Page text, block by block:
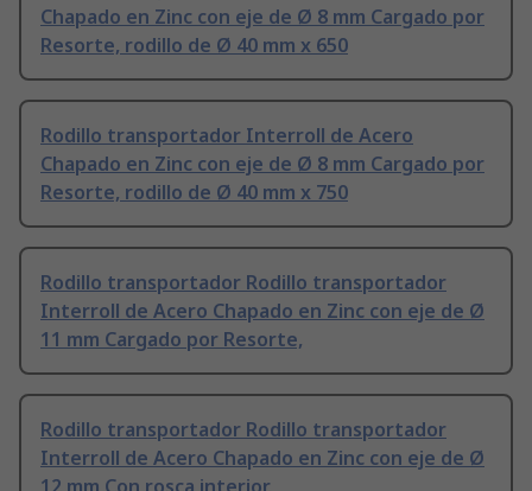
Chapado en Zinc con eje de Ø 8 mm Cargado por
Resorte, rodillo de Ø 40 mm x 650
Rodillo transportador Interroll de Acero
Chapado en Zinc con eje de Ø 8 mm Cargado por
Resorte, rodillo de Ø 40 mm x 750
Rodillo transportador Rodillo transportador
Interroll de Acero Chapado en Zinc con eje de Ø
11 mm Cargado por Resorte,
Rodillo transportador Rodillo transportador
Interroll de Acero Chapado en Zinc con eje de Ø